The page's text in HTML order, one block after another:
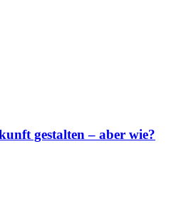
gestalten – aber wie?